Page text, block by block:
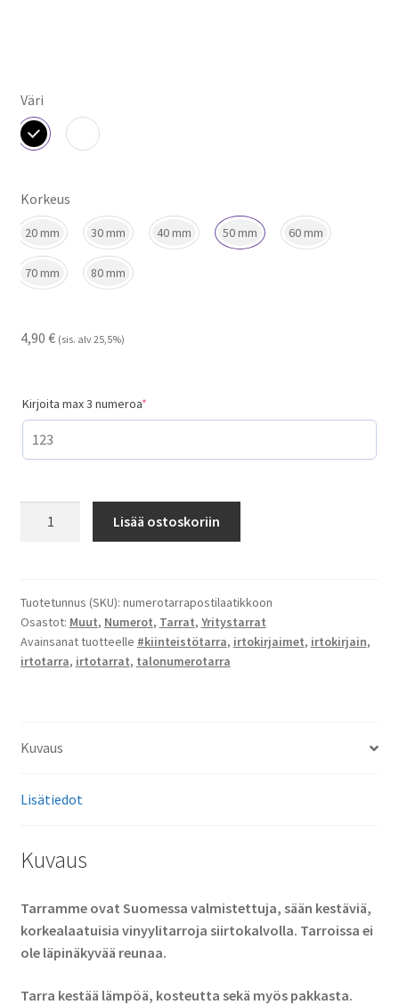
Väri
Korkeus
20 mm 30 mm 40 mm 50 mm 60 mm
70 mm 80 mm
4,90 € (sis. alv 25,5%)
Kirjoita max 3 numeroa*(required)
Lisää ostoskoriin
Tuotetunnus (SKU): numerotarrapostilaatikkoon
Osastot: Muut, Numerot, Tarrat, Yritystarrat
Avainsanat tuotteelle #kiinteistötarra, irtokirjaimet, irtokirjain,
irtotarra, irtotarrat, talonumerotarra
Kuvaus
Lisätiedot
Kuvaus
Tarramme ovat Suomessa valmistettuja, sään kestäviä,
korkealaatuisia vinyylitarroja siirtokalvolla. Tarroissa ei
ole läpinäkyvää reunaa.
Tarra kestää lämpöä, kosteutta sekä myös pakkasta.